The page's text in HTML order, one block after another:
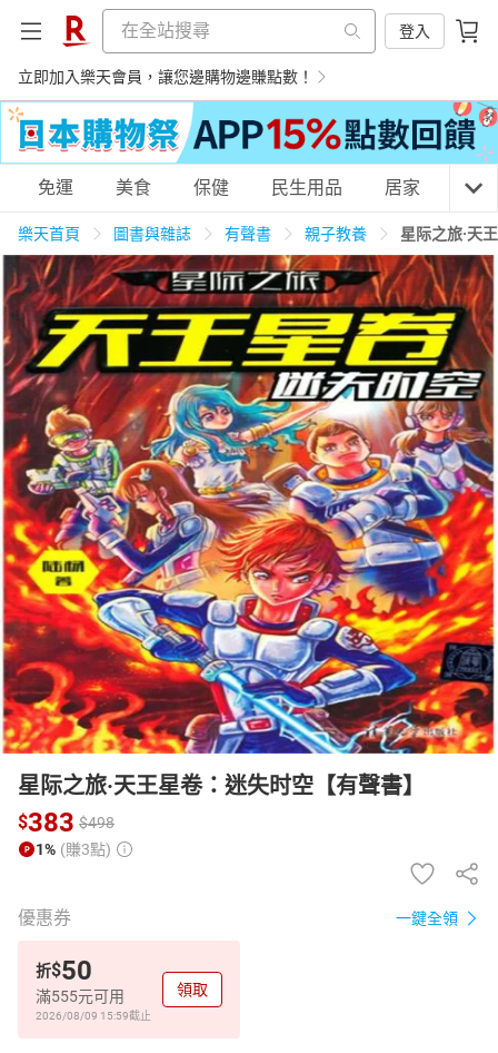
登入
立即加入樂天會員，讓您邊購物邊賺點數！
購物網分類
天天免運 美食蛋糕 養生保健 民生用品
居家生活 3C家電 運動休閒 親子玩具
女裝 男裝 化妝保養 情趣用品
日本購物 電子/紙本書
HOT
免運 美食 保健 民生用品 居家 3C
樂天首頁 圖書與雜誌 有聲書 親子教養 星际之旅·天
星际之旅·天王星卷：迷失时空【有聲書】
$383 $498
1% (賺3點)
優惠券 一鍵全領
折$50
滿555元可用
2026/08/09 15:59截止
領取